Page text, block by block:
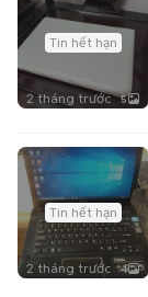
Tin hết hạn
2 tháng trước 5
Tin hết hạn
2 tháng trước 4